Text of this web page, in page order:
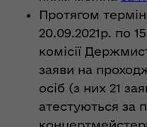
Протягом
20.09.2021р. по
комісії
заяви на
осіб (з них 21
атестуються за